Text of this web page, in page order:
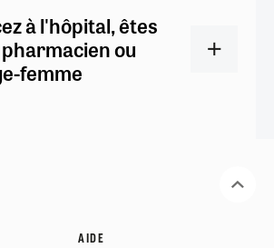
à l'hôpital, êtes
ou
femme
AIDE